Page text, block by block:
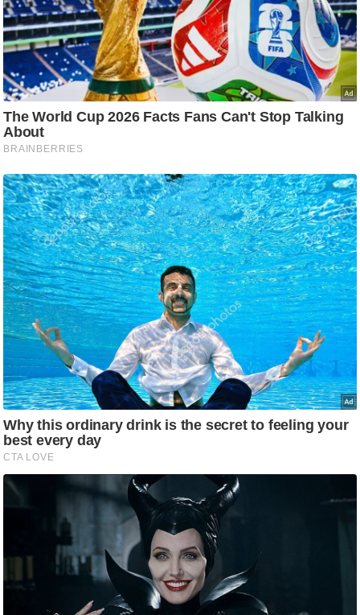
/
फै
श
न
घ
रे
लू
स्खे
प
र्य
ट
न
स्थ
ल
फि
ट
ने
स
मं
त्रा
रि
ले
श
शि